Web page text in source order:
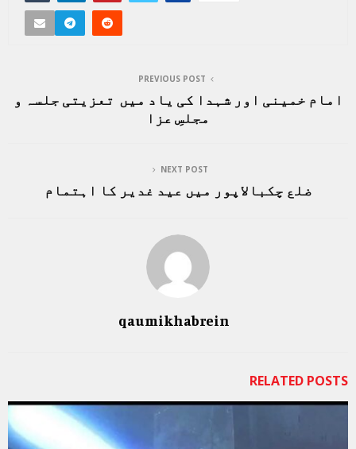
PREVIOUS POST
امام خمینی اور شہدا کی یاد میں تعزیتی جلسہ و
مجلسِ عزا
NEXT POST
ضلع چکبالاپور میں عید غدیر کا اہتمام
qaumikhabrein
RELATED POSTS